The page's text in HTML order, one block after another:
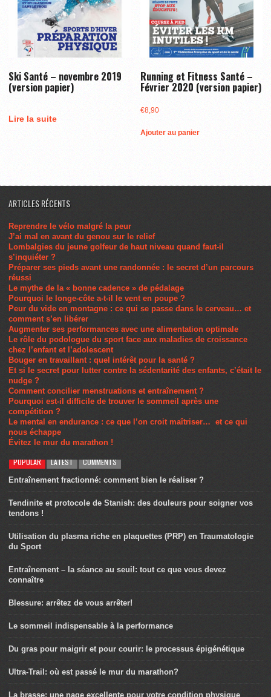
Ski Santé – novembre 2019
(version papier)
Lire la suite
Running et Fitness Santé –
Février 2020 (version papier)
€8,90
Ajouter au panier
ARTICLES RÉCENTS
Reprendre le vélo malgré la peur
J’ai mal en avant du genou sur le relief
Lombalgies du jeune golfeur de haut niveau quand faut-il
s’inquiéter ?
Préparer ses pieds avant une randonnée : le secret d’un parcours
réussi
Le mythe de la « bonne cadence » de pédalage
Pourquoi le longe-côte a-t-il le vent en poupe ?
Peur du vide en montagne : ce qui se passe dans le cerveau… et
comment s’en libérer
Augmenter ses performances avec une alimentation optimale
Le rôle du podologue du sport face aux maladies de croissance
chez l’enfant et l’adolescent
Bouger en travaillant : quel intérêt pour la santé ?
Et si le secret pour lutter contre la sédentarité des enfants, c’était le
nudge ?
Comment concilier menstruations et entraînement ?
Pourquoi est-il difficile de trouver le sommeil après une
compétition ?
Le mental en endurance : ce que l’on croit maîtriser… et ce qui
nous échappe
Évitez le mur du marathon !
POPULAR LATEST COMMENTS
Entraînement fractionné: comment bien le réaliser ?
Tendinite et protocole de Stanish: des douleurs pour soigner vos
tendons !
Utilisation du plasma riche en plaquettes (PRP) en Traumatologie
du Sport
Entraînement – la séance au seuil: tout ce que vous devez
connaître
Blessure: arrêtez de vous arrêter!
Le sommeil indispensable à la performance
Du gras pour maigrir et pour courir: le processus épigénétique
Ultra-Trail: où est passé le mur du marathon?
La brasse: une nage excellente pour votre condition physique